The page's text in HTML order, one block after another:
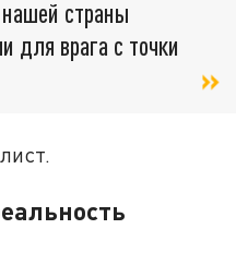
нашей страны
для врага с точки